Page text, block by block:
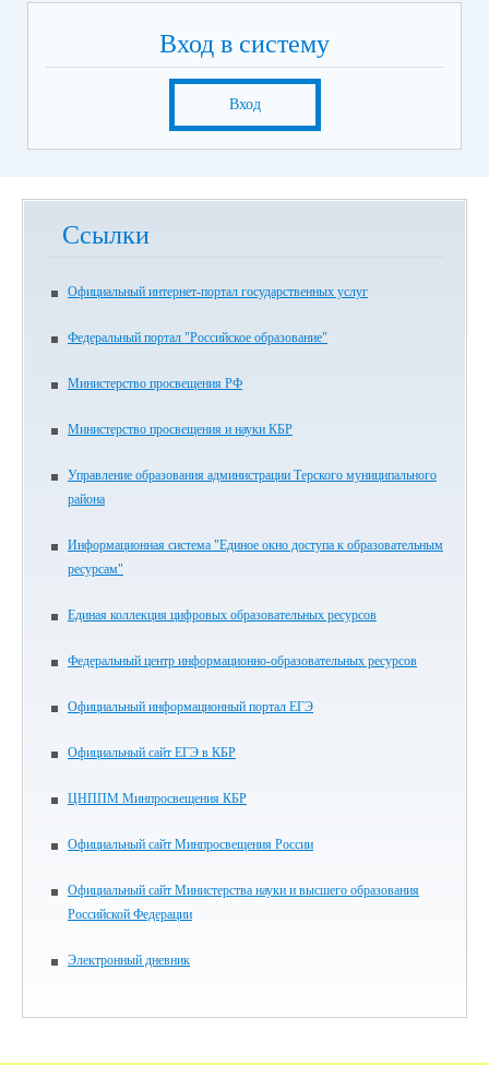
Вход в систему
Вход
Ссылки
Официальный интернет-портал государственных услуг
Федеральный портал "Российское образование"
Министерство просвещения РФ
Министерство просвещения и науки КБР
Управление образования администрации Терского муниципального
района
Информационная система "Единое окно доступа к образовательным
ресурсам"
Единая коллекция цифровых образовательных ресурсов
Федеральный центр информационно-образовательных ресурсов
Официальный информационный портал ЕГЭ
Официальный сайт ЕГЭ в КБР
ЦНППМ Минпросвещения КБР
Официальный сайт Минпросвещения России
Официальный сайт Министерства науки и высшего образования
Российской Федерации
Электронный дневник